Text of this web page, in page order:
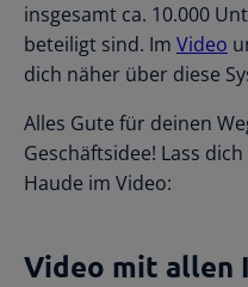
insgesamt ca. 10.000
beteiligt sind. Im Video
dich näher über diese
Alles Gute für deinen
Geschäftsidee! Lass
Haude im Video:
Video mit allen